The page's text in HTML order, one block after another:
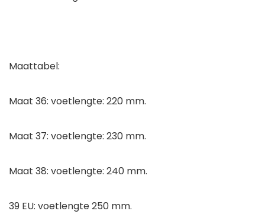
Maattabel:
Maat 36: voetlengte: 220 mm.
Maat 37: voetlengte: 230 mm.
Maat 38: voetlengte: 240 mm.
39 EU: voetlengte 250 mm.